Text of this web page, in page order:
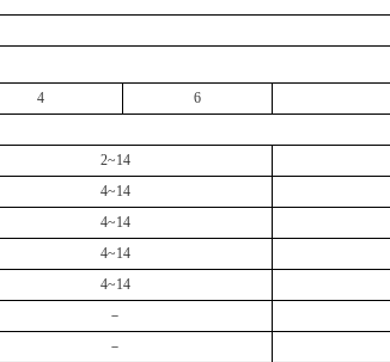
4 6
2~14
4~14
4~14
4~14
4~14
－
－